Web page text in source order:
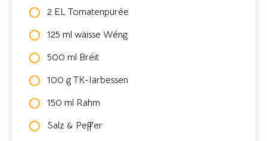
2 EL Tomatenpürée
125 ml wäisse Wéng
500 ml Bréit
100 g TK-Iärbessen
150 ml Rahm
Salz & Peffer